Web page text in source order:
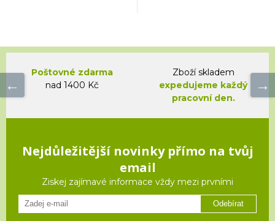
Poštovné zdarma
nad 1400 Kč
Zboží skladem
expedujeme každý
pracovní den.
Nejdůležitější novinky přímo na tvůj
email
Ziskej zajímavé informace vždy mezi prvními
Odebírat